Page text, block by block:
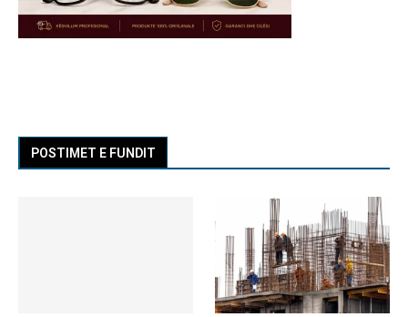
POSTIMET E FUNDIT